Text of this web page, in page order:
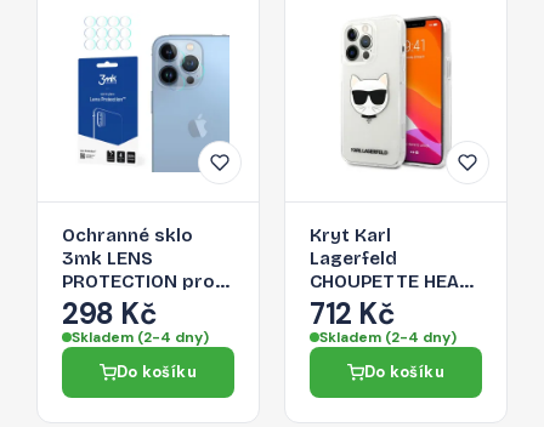
Ochranné sklo
3mk LENS
PROTECTION pro
iPhone 13 Pro Max
- čiré
298 Kč
Skladem (2-4 dny)
Do košíku
Kryt Karl
Lagerfeld
CHOUPETTE HEAD
pro iPhone 13 Pro
Max -
transparentní
712 Kč
Skladem (2-4 dny)
Do košíku